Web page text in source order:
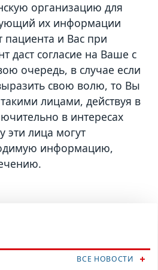
организацию для
их информации
пациента и Вас при
даст согласие на Ваше с
очередь, в случае если
свою волю, то Вы
лицами, действуя в
в интересах
эти лица могут
информацию,
ВСЕ НОВОСТИ